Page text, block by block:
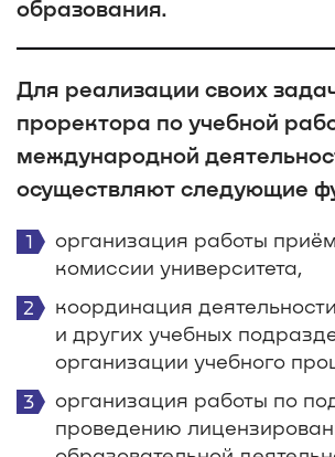
образования.
Для реализации своих
проректора по учебной
международной
осуществляют следующие
организация работы
комиссии университета,
координация
и других учебных
организации учебного
организация работы по
проведению